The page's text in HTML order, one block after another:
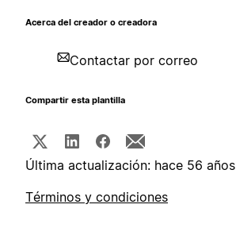
Acerca del creador o creadora
Contactar por correo
Compartir esta plantilla
Última actualización: hace 56 años
Términos y condiciones